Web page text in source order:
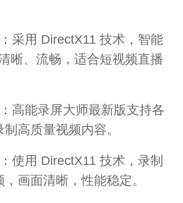
用 DirectX11 技术，智能
晰、流畅，适合短视频直播
能录屏大师最新版支持各
高质量视频内容。
用 DirectX11 技术，录制
画面清晰，性能稳定。